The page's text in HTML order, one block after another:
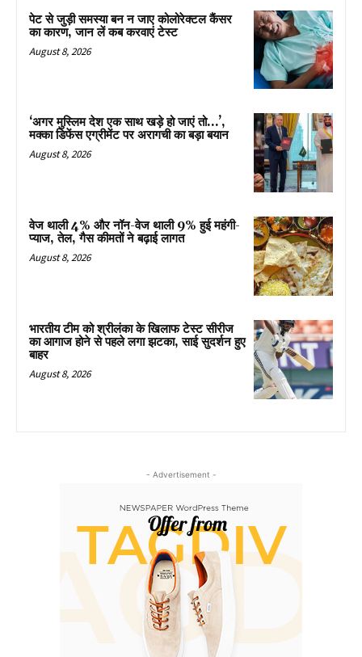
पेट से जुड़ी समस्या बन न जाए कोलोरेक्टल कैंसर
का कारण, जान लें कब करवाएं टेस्ट
August 8, 2026
‘अगर मुस्लिम देश एक साथ खड़े हो जाएं तो…’,
मक्का डिफेंस एग्रीमेंट पर अरागची का बड़ा बयान
August 8, 2026
वेज थाली 4% और नॉन-वेज थाली 9% हुई महंगी-
प्याज, तेल, गैस कीमतों ने बढ़ाई लागत
August 8, 2026
भारतीय टीम को श्रीलंका के खिलाफ टेस्ट सीरीज
का आगाज होने से पहले लगा झटका, साई सुदर्शन हुए
बाहर
August 8, 2026
- Advertisement -